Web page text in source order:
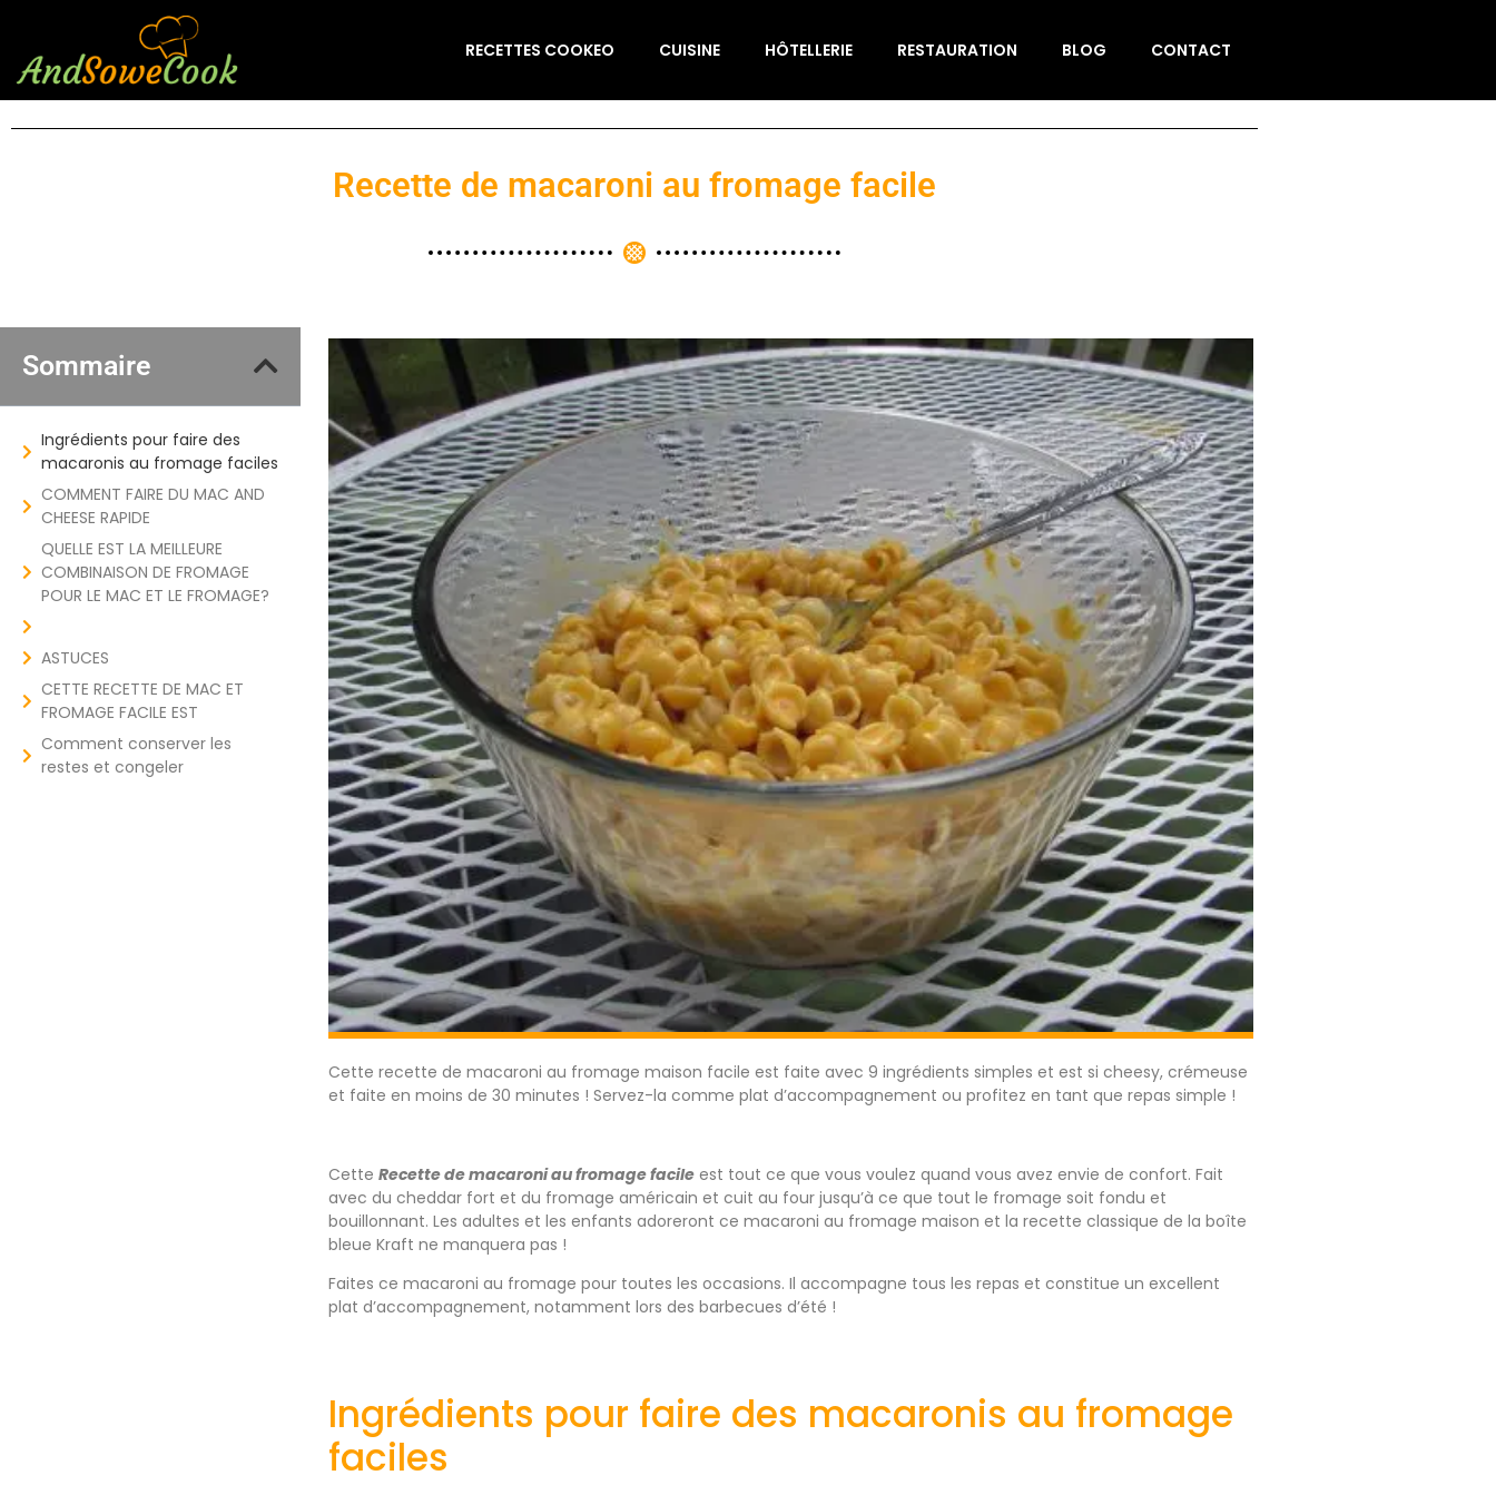
RECETTES COOKEO CUISINE HÔTELLERIE RESTAURATION BLOG CONTACT
Recette de macaroni au fromage facile
Sommaire
Ingrédients pour faire des
macaronis au fromage faciles
COMMENT FAIRE DU MAC AND
CHEESE RAPIDE
QUELLE EST LA MEILLEURE
COMBINAISON DE FROMAGE
POUR LE MAC ET LE FROMAGE?
ASTUCES
CETTE RECETTE DE MAC ET
FROMAGE FACILE EST
Comment conserver les
restes et congeler
Cette recette de macaroni au fromage maison facile est faite avec 9 ingrédients simples et est si cheesy, crémeuse
et faite en moins de 30 minutes ! Servez-la comme plat d’accompagnement ou profitez en tant que repas simple !
Cette Recette de macaroni au fromage facile est tout ce que vous voulez quand vous avez envie de confort. Fait
avec du cheddar fort et du fromage américain et cuit au four jusqu’à ce que tout le fromage soit fondu et
bouillonnant. Les adultes et les enfants adoreront ce macaroni au fromage maison et la recette classique de la boîte
bleue Kraft ne manquera pas !
Faites ce macaroni au fromage pour toutes les occasions. Il accompagne tous les repas et constitue un excellent
plat d’accompagnement, notamment lors des barbecues d’été !
Ingrédients pour faire des macaronis au fromage
faciles